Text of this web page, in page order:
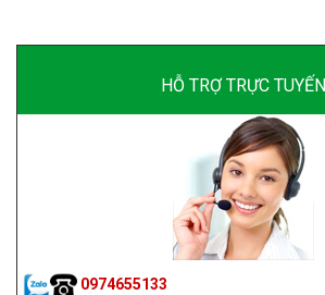
HỖ TRỢ TRỰC TUYẾN
0974655133